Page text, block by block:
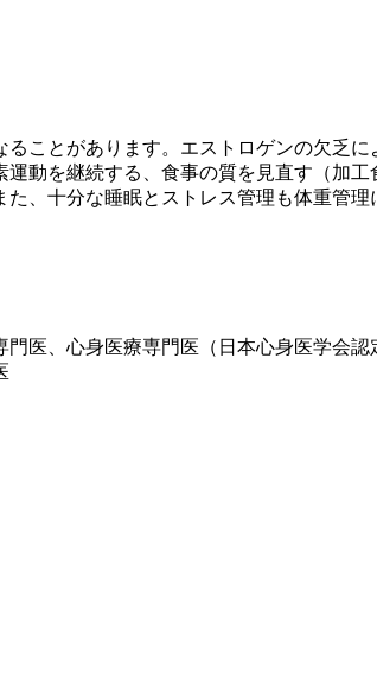
ことがあります。 エストロゲンの欠乏に
動を継続する、食事の質を見直す（加
、十分な睡眠とストレス管理も体重管
医、心身医療専門医（日本心身医学会